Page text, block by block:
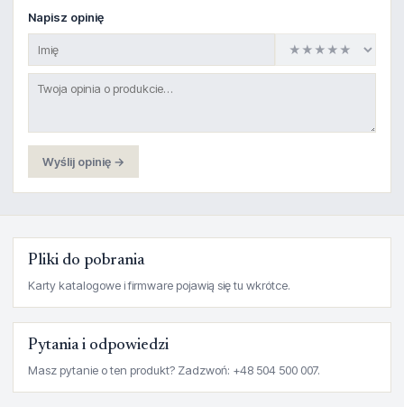
Napisz opinię
Wyślij opinię →
Pliki do pobrania
Karty katalogowe i firmware pojawią się tu wkrótce.
Pytania i odpowiedzi
Masz pytanie o ten produkt? Zadzwoń: +48 504 500 007.